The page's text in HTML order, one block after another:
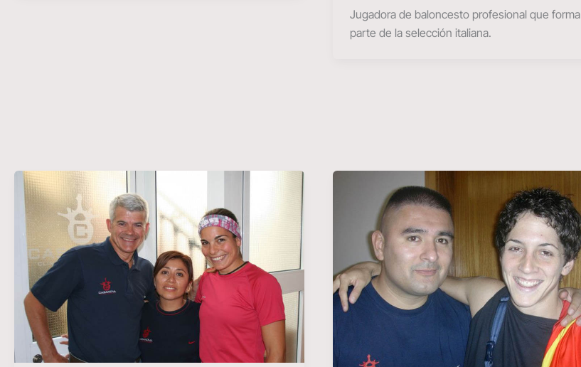
Jugadora de baloncesto profesional que forma
parte de la selección italiana.